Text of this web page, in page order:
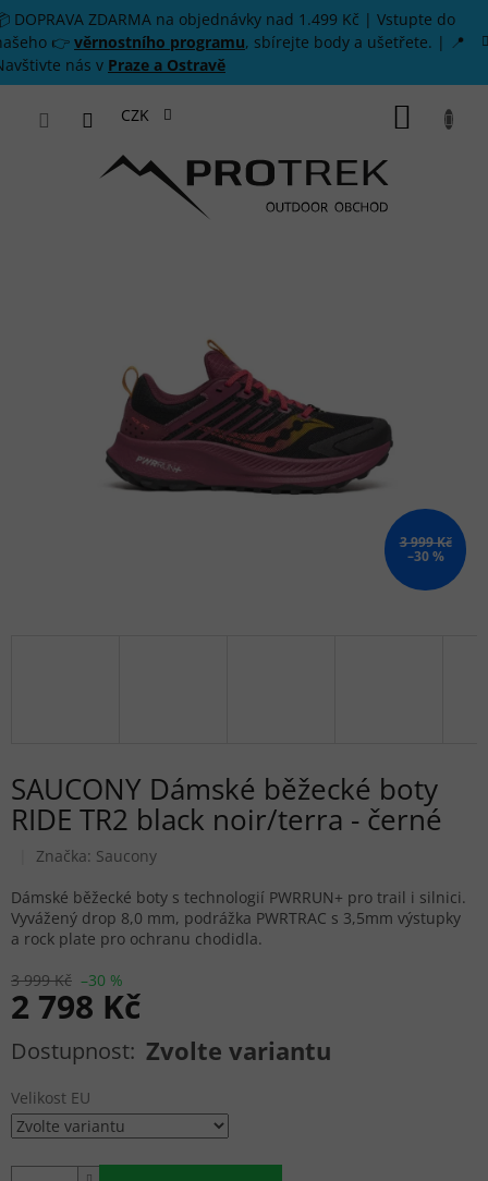
Přejít na obsah
DOPRAVA ZDARMA na objednávky nad 1.499 Kč | Vstupte do
👉 věrnostního programu, sbírejte body a ušetřete. | 📍
nás v Praze a Ostravě
CZK
3 999 Kč
–30 %
SAUCONY Dámské běžecké boty
RIDE TR2 black noir/terra - černé
Značka: Saucony
3 999 Kč –30 %
2 798 Kč
Měrná cena: Zvolte variantu
Velikost EU
Dámské běžecké boty s technologií PWRRUN+ pro trail i silnici.
Vyvážený drop 8,0 mm, podrážka PWRTRAC s 3,5mm výstupky
a rock plate pro ochranu chodidla.